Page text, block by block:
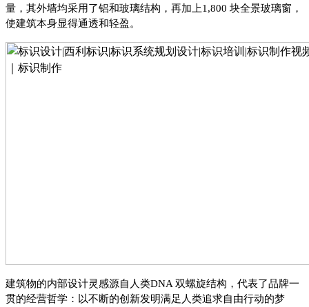
量，其外墙均采用了铝和玻璃结构，再加上1,800 块全景玻璃窗，
使建筑本身显得通透和轻盈。
建筑物的内部设计灵感源自人类DNA 双螺旋结构，代表了品牌一
贯的经营哲学：以不断的创新发明满足人类追求自由行动的梦